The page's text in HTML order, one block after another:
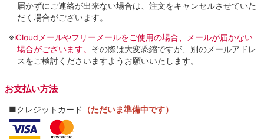
届かずにご連絡が出来ない場合は、注文をキャンセルさせていた
だく場合がございます。
※iCloudメールやフリーメールをご使用の場合、メールが届かない
場合がございます。 その際は大変恐縮ですが、別のメールアドレ
スをご検討くださいますようお願いいたします。
お支払い方法
■クレジットカード （ただいま準備中です）